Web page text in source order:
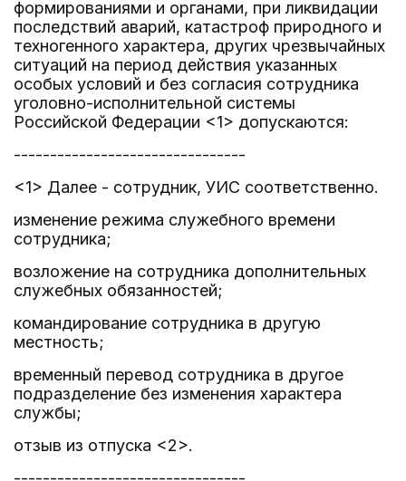
формированиями и органами, при ликвидации
последствий аварий, катастроф природного и
техногенного характера, других чрезвычайных
ситуаций на период действия указанных
особых условий и без согласия сотрудника
уголовно-исполнительной системы
Российской Федерации <1> допускаются:
--------------------------------
<1> Далее - сотрудник, УИС соответственно.
изменение режима служебного времени
сотрудника;
возложение на сотрудника дополнительных
служебных обязанностей;
командирование сотрудника в другую
местность;
временный перевод сотрудника в другое
подразделение без изменения характера
службы;
отзыв из отпуска <2>.